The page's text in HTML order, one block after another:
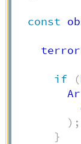
const
if (
) ;
}